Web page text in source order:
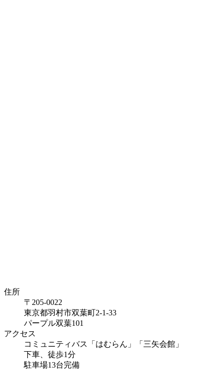
住所
〒205-0022
東京都羽村市双葉町2-1-33
パープル双葉101
アクセス
コミュニティバス「はむらん」「三矢会館」
下車、徒歩1分
駐車場13台完備